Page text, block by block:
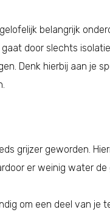
belangrijk
door slechts
Denk hierbij aan je
grijzer geworden.
er weinig water
om een deel van je